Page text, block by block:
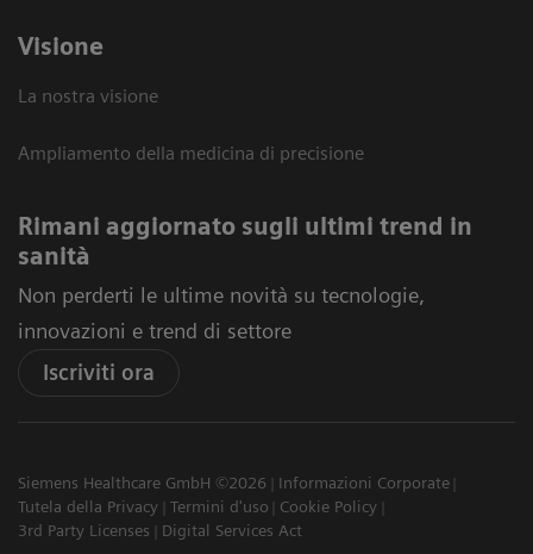
Visione
La nostra visione
Ampliamento della medicina di precisione
Rimani aggiornato sugli ultimi trend in
sanità
Non perderti le ultime novità su tecnologie,
innovazioni e trend di settore
Iscriviti ora
Siemens Healthcare GmbH ©2026
Informazioni Corporate
Tutela della Privacy
Termini d'uso
Cookie Policy
3rd Party Licenses
Digital Services Act